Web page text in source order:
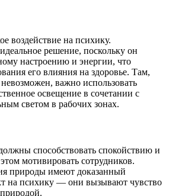
воздействие на психику.
решение, поскольку он
настроению и энергии, что
его влияния на здоровье. Там,
невозможен, важно использовать
освещение в сочетании с
светом в рабочих зонах.
способствовать спокойствию и
мотивировать сотрудников.
природы имеют доказанный
на психику — они вызывают чувство